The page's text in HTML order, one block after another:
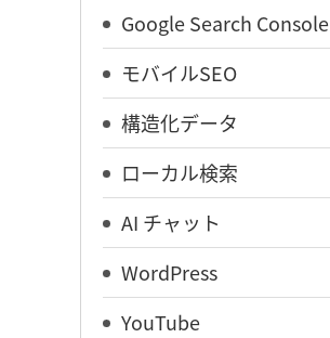
Google Search Console
モバイルSEO
構造化データ
ローカル検索
AI チャット
WordPress
YouTube